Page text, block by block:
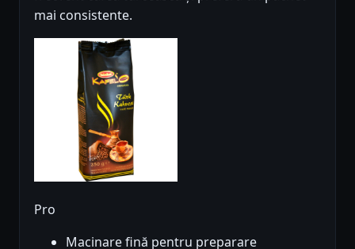
mai consistente.
Pro
Macinare fină pentru preparare